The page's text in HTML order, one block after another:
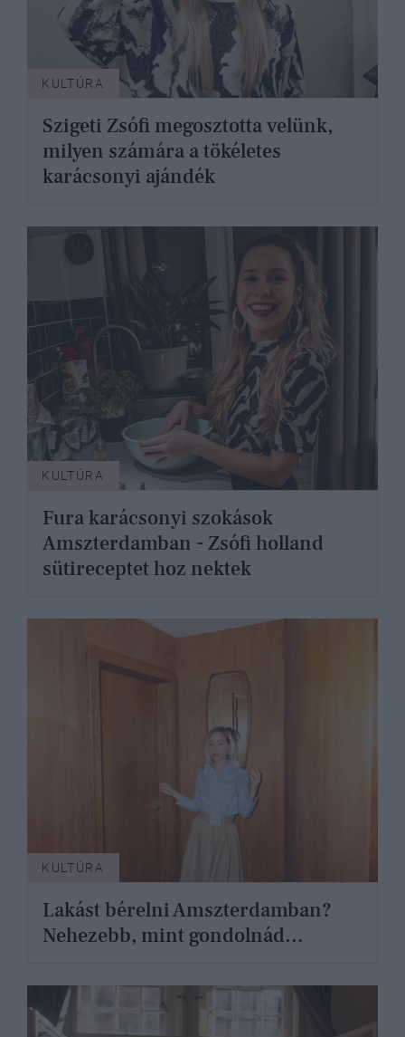
KULTÚRA
Szigeti Zsófi megosztotta velünk,
milyen számára a tökéletes
karácsonyi ajándék
KULTÚRA
Fura karácsonyi szokások
Amszterdamban - Zsófi holland
sütireceptet hoz nektek
KULTÚRA
Lakást bérelni Amszterdamban?
Nehezebb, mint gondolnád...